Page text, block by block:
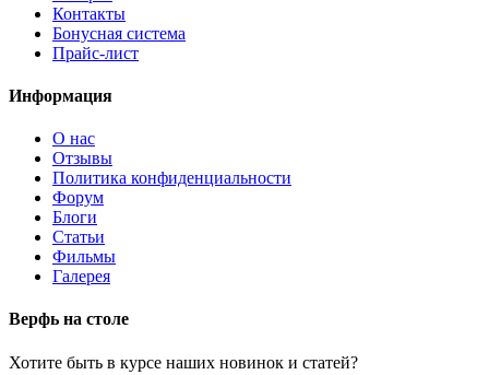
Контакты
Бонусная система
Прайс-лист
Информация
О нас
Отзывы
Политика конфиденциальности
Форум
Блоги
Статьи
Фильмы
Галерея
Верфь на столе
Хотите быть в курсе наших новинок и статей?